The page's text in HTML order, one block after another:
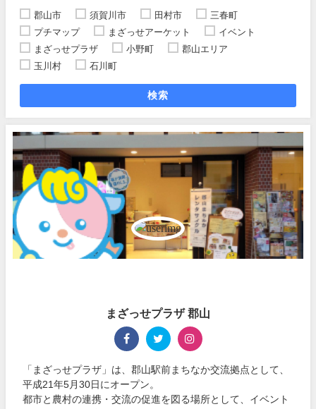
郡山市 須賀川市 田村市
三春町
プチマップ
まざっせアーケット
イベント
まざっせプラザ
小野町
郡山エリア
玉川村
石川町
検索
まざっせプラザ 郡山
「まざっせプラザ」は、郡山駅前まちなか交流拠点として、
平成21年5月30日にオープン。
都市と農村の連携・交流の促進を図る場所として、イベント